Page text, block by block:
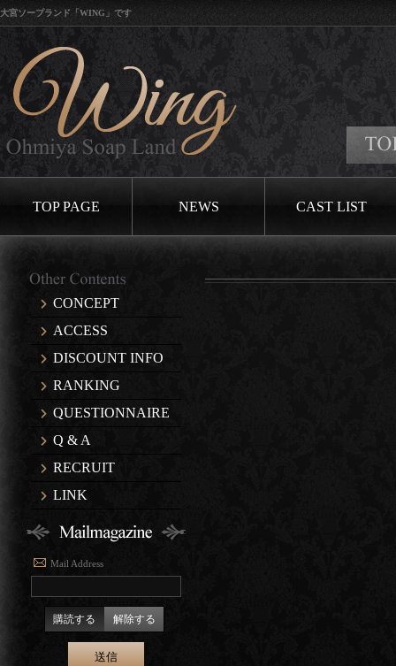
大宮ソープランド「WING」です
口コミイベント開催中です♪
TOP PAGE NEWS CAST LIST
CONCEPT
ACCESS
DISCOUNT INFO
RANKING
QUESTIONNAIRE
Q & A
RECRUIT
LINK
Mail Address
購読する 解除する